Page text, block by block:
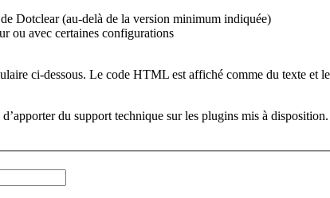
Dotclear (au-delà de la version minimum indiquée)
ou avec certaines configurations
ci-dessous. Le code HTML est affiché comme du texte et
d’apporter du support technique sur les plugins mis à